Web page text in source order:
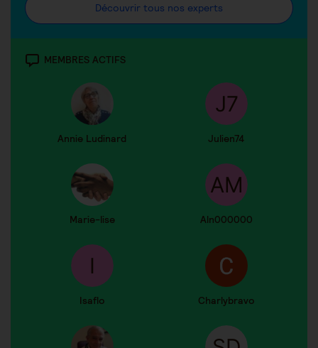
Découvrir tous nos experts
MEMBRES ACTIFS
Annie Ludinard Julien74
Marie-lise Aln000000
Isaflo Charlybravo